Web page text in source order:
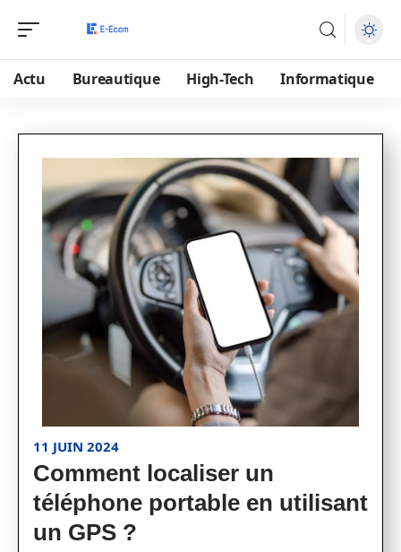
Actu Bureautique High-Tech Informatique
11 JUIN 2024
Comment localiser un
téléphone portable en utilisant
un GPS ?